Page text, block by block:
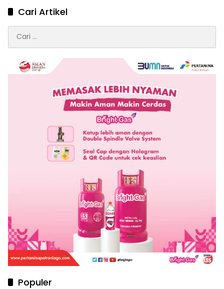
Cari Artikel
untuk:
Populer